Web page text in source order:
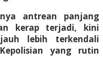
antrean panjang
kerap terjadi, kini
lebih terkendali
yang rutin